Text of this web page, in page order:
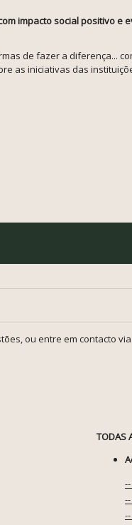
impacto social positivo e
de fazer a diferença...
as iniciativas das
ou entre em contacto
TODAS